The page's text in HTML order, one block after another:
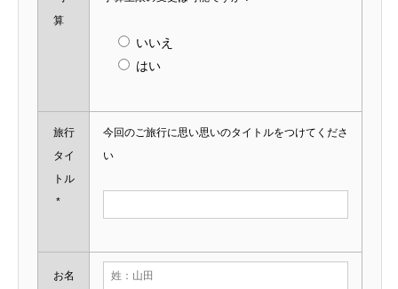
算
いいえ
はい
旅行
タイ
トル
*
今回のご旅行に思い思いのタイトルをつけてくださ
い
お名